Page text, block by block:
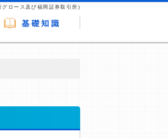
ロース及び福岡証券取引所)